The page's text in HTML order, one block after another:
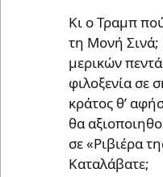
Κι ο Τραμπ
τη Μονή Σινά;
μερικών
φιλοξενία σε
κράτος θ’
θα
σε «Ριβιέρα
Καταλάβατε;